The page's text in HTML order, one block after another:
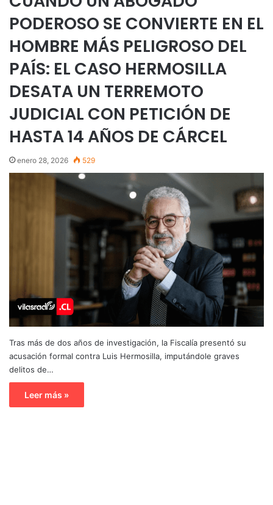
PODEROSO SE CONVIERTE EN EL
HOMBRE MÁS PELIGROSO DEL
PAÍS: EL CASO HERMOSILLA
DESATA UN TERREMOTO
JUDICIAL CON PETICIÓN DE
HASTA 14 AÑOS DE CÁRCEL
enero 28, 2026 529
Tras más de dos años de investigación, la Fiscalía presentó su
acusación formal contra Luis Hermosilla, imputándole graves
delitos de…
Leer más »